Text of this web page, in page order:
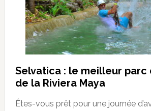
Selvatica : le meilleur parc
de la Riviera Maya
Êtes-vous prêt pour une journée